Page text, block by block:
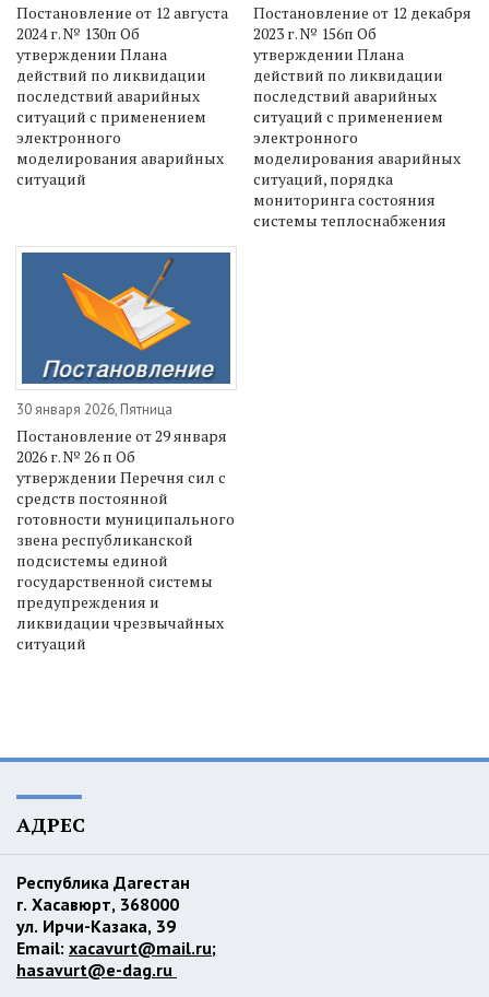
Постановление от 12 августа
2024 г. № 130п Об
утверждении Плана
действий по ликвидации
последствий аварийных
ситуаций с применением
электронного
моделирования аварийных
ситуаций
Постановление от 12 декабря
2023 г. № 156п Об
утверждении Плана
действий по ликвидации
последствий аварийных
ситуаций с применением
электронного
моделирования аварийных
ситуаций, порядка
мониторинга состояния
системы теплоснабжения
30 января 2026, Пятница
Постановление от 29 января
2026 г. № 26 п Об
утверждении Перечня сил с
средств постоянной
готовности муниципального
звена республиканской
подсистемы единой
государственной системы
предупреждения и
ликвидации чрезвычайных
ситуаций
АДРЕС
Республика Дагестан
г. Хасавюрт, 368000
ул. Ирчи-Казака, 39
Email: xacavurt@mail.ru;
hasavurt@e-dag.ru